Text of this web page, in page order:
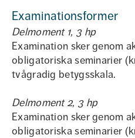
Examinationsformer
Delmoment 1, 3 hp
Examination sker genom
obligatoriska seminarier
tvågradig betygsskala.
Delmoment 2, 3 hp
Examination sker genom
obligatoriska seminarier